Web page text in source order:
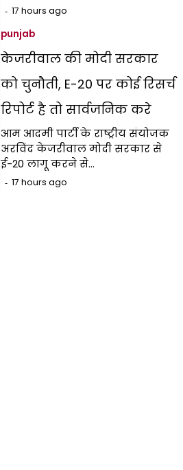
17 hours ago
punjab
केजरीवाल की मोदी सरकार
को चुनौती, E-20 पर कोई रिसर्च
रिपोर्ट है तो सार्वजनिक करे
आम आदमी पार्टी के राष्ट्रीय संयोजक
अरविंद केजरीवाल मोदी सरकार से
ई-20 लागू करने से…
17 hours ago